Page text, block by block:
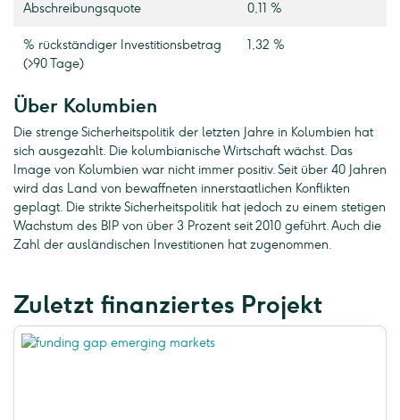
Abschreibungsquote 0,11 %
% rückständiger Investitionsbetrag
(>90 Tage)
1,32 %
Über Kolumbien
Die strenge Sicherheitspolitik der letzten Jahre in Kolumbien hat
sich ausgezahlt. Die kolumbianische Wirtschaft wächst. Das
Image von Kolumbien war nicht immer positiv. Seit über 40 Jahren
wird das Land von bewaffneten innerstaatlichen Konflikten
geplagt. Die strikte Sicherheitspolitik hat jedoch zu einem stetigen
Wachstum des BIP von über 3 Prozent seit 2010 geführt. Auch die
Zahl der ausländischen Investitionen hat zugenommen.
Zuletzt finanziertes Projekt